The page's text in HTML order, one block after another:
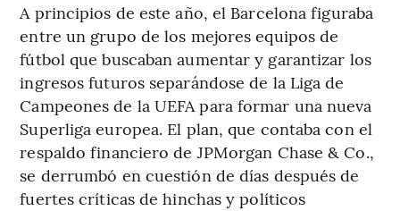
A principios de este año, el Barcelona figuraba
entre un grupo de los mejores equipos de
fútbol que buscaban aumentar y garantizar los
ingresos futuros separándose de la Liga de
Campeones de la UEFA para formar una nueva
Superliga europea. El plan, que contaba con el
respaldo financiero de JPMorgan Chase & Co.,
se derrumbó en cuestión de días después de
fuertes críticas de hinchas y políticos